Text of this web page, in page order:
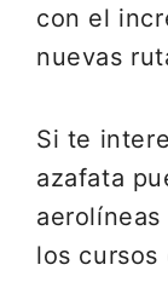
con el
nuevas
Si te
azafata
los cursos